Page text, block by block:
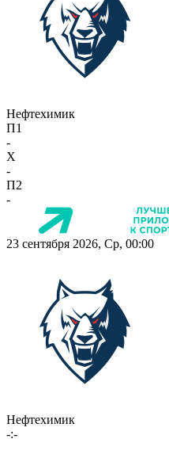
Нефтехимик
П1
-
X
-
П2
-
23 сентября 2026, Ср, 00:00
Нефтехимик
-:-